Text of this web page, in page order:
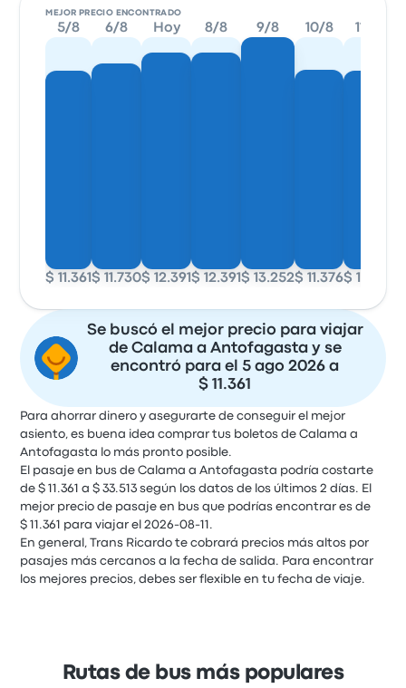
MEJOR PRECIO ENCONTRADO
5/8
$ 11.361
6/8
$ 11.730
Hoy
$ 12.391
8/8
$ 12.391
9/8
$ 13.252
10/8
$ 11.376
11/8
$ 11.361
Se buscó el mejor precio para viajar
de Calama a Antofagasta y se
encontró para el 5 ago 2026 a
$ 11.361
Para ahorrar dinero y asegurarte de conseguir el mejor
asiento, es buena idea comprar tus boletos de Calama a
Antofagasta lo más pronto posible.
El pasaje en bus de Calama a Antofagasta podría costarte
de $ 11.361 a $ 33.513 según los datos de los últimos 2 días. El
mejor precio de pasaje en bus que podrías encontrar es de
$ 11.361 para viajar el 2026-08-11.
En general, Trans Ricardo te cobrará precios más altos por
pasajes más cercanos a la fecha de salida. Para encontrar
los mejores precios, debes ser flexible en tu fecha de viaje.
Rutas de bus más populares